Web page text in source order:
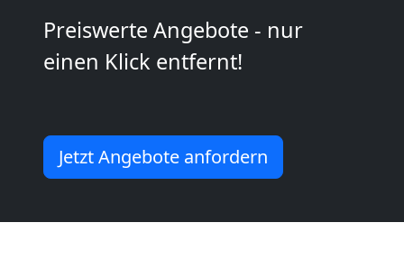
Preiswerte Angebote - nur
einen Klick entfernt!
Jetzt Angebote anfordern
Umzug
Neustadt
Küchenumzug